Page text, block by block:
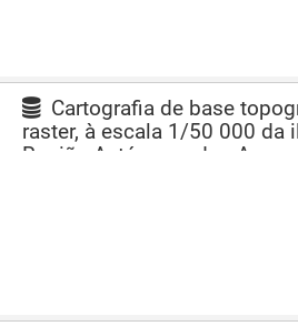
Cartografia de base
raster, à escala 1/50 000 da
Região Autónoma dos